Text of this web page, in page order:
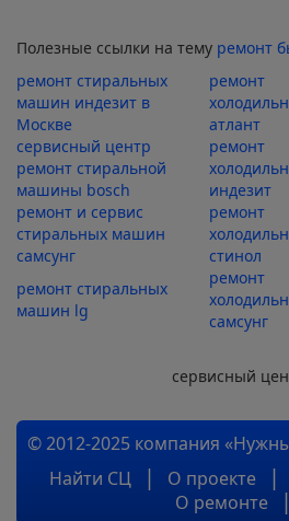
Полезные ссылки на тему ремонт
ремонт стиральных
машин индезит в
Москве
ремонт
атлант
сервисный центр
ремонт стиральной
машины bosch
ремонт
индезит
ремонт и сервис
стиральных машин
самсунг
ремонт
стинол
ремонт стиральных
машин lg
ремонт
самсунг
сервисный
© 2012-2025 компания
Найти СЦ
О проекте
О ремонте